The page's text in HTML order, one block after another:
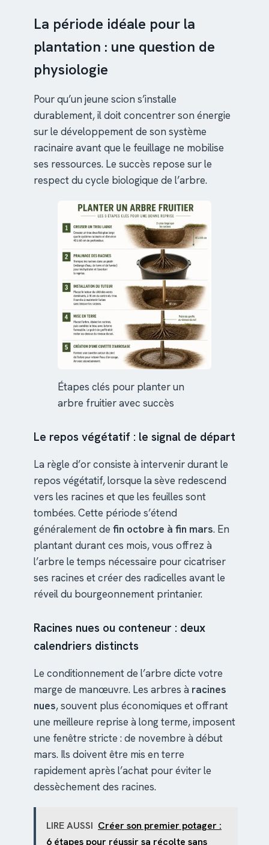
La période idéale pour la
plantation : une question de
physiologie
Pour qu’un jeune scion s’installe
durablement, il doit concentrer son énergie
sur le développement de son système
racinaire avant que le feuillage ne mobilise
ses ressources. Le succès repose sur le
respect du cycle biologique de l’arbre.
Étapes clés pour planter un
arbre fruitier avec succès
Le repos végétatif : le signal de départ
La règle d’or consiste à intervenir durant le
repos végétatif, lorsque la sève redescend
vers les racines et que les feuilles sont
tombées. Cette période s’étend
généralement de fin octobre à fin mars. En
plantant durant ces mois, vous offrez à
l’arbre le temps nécessaire pour cicatriser
ses racines et créer des radicelles avant le
réveil du bourgeonnement printanier.
Racines nues ou conteneur : deux
calendriers distincts
Le conditionnement de l’arbre dicte votre
marge de manœuvre. Les arbres à racines
nues, souvent plus économiques et offrant
une meilleure reprise à long terme, imposent
une fenêtre stricte : de novembre à début
mars. Ils doivent être mis en terre
rapidement après l’achat pour éviter le
dessèchement des racines.
LIRE AUSSI Créer son premier potager :
6 étapes pour réussir sa récolte sans